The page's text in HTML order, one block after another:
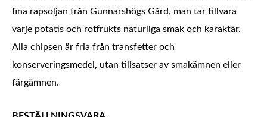
fina rapsoljan från Gunnarshögs Gård, man tar tillvara
varje potatis och rotfrukts naturliga smak och karaktär.
Alla chipsen är fria från transfetter och
konserveringsmedel, utan tillsatser av smakämnen eller
färgämnen.